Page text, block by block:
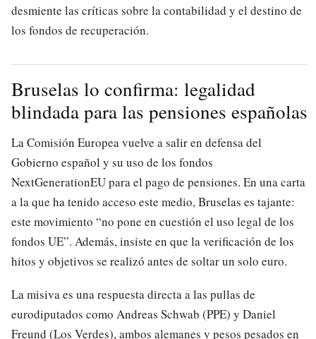
desmiente las críticas sobre la contabilidad y el destino de
los fondos de recuperación.
Bruselas lo confirma: legalidad
blindada para las pensiones españolas
La Comisión Europea vuelve a salir en defensa del
Gobierno español y su uso de los fondos
NextGenerationEU para el pago de pensiones. En una carta
a la que ha tenido acceso este medio, Bruselas es tajante:
este movimiento “no pone en cuestión el uso legal de los
fondos UE”. Además, insiste en que la verificación de los
hitos y objetivos se realizó antes de soltar un solo euro.
La misiva es una respuesta directa a las pullas de
eurodiputados como Andreas Schwab (PPE) y Daniel
Freund (Los Verdes), ambos alemanes y pesos pesados en